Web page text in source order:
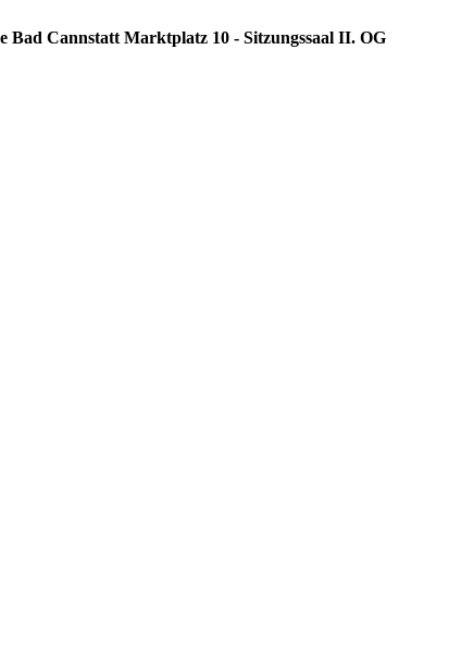
Bad Cannstatt Marktplatz 10 - Sitzungssaal II. OG